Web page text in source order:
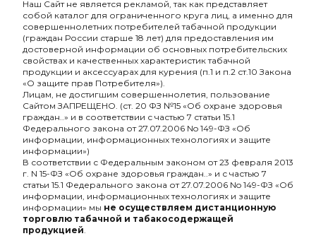
Экспрессо (4500
затяжек)
980₽
(4500 затяжек)
870₽
ХИТ ХИТ
Наш Сайт не является рекламой, так как представляет
собой каталог для ограниченного круга лиц, а именно для
совершеннолетних потребителей табачной продукции
(граждан России старше 18 лет) для предоставления им
достоверной информации об основных потребительских
свойствах и качественных характеристик табачной
продукции и аксессуарах для курения (п.1 и п.2 ст.10 Закона
«О защите прав Потребителя»).
Лицам, не достигшим совершеннолетия, пользование
Сайтом ЗАПРЕЩЕНО. (ст. 20 ФЗ №15 «Об охране здоровья
граждан..» и в соответствии с частью 7 статьи 15.1
Федерального закона от 27.07.2006 No 149-ФЗ «Об
информации, информационных технологиях и защите
информации»)
В соответствии с Федеральным законом от 23 февраля 2013
г. N 15-ФЗ «Об охране здоровья граждан..» и с частью 7
статьи 15.1 Федерального закона от 27.07.2006 No 149-ФЗ «Об
информации, информационных технологиях и защите
информации» мы не осуществляем дистанционную
торговлю табачной и табакосодержащей
продукцией.